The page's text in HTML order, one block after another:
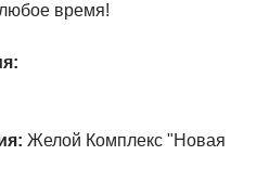
время!
Желой Комплекс "Новая